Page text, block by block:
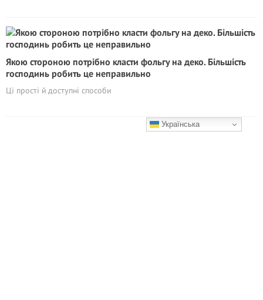
Якою стороною потрібно класти фольгу на деко. Більшість
господинь робить це неправильно
Ці прості й доступні способи
Українська